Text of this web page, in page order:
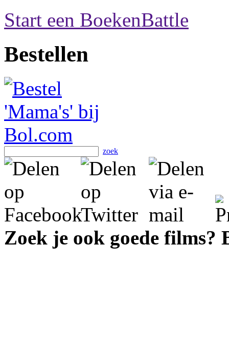
Start een BoekenBattle
Bestellen
zoek
Zoek je ook goede films?